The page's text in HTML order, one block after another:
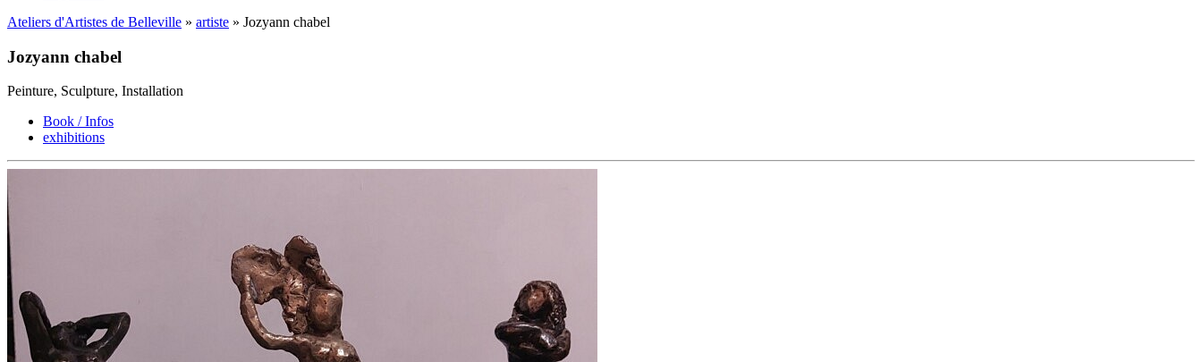
Ateliers d'Artistes de Belleville » artiste » Jozyann chabel
Jozyann chabel
Peinture, Sculpture, Installation
Book / Infos
exhibitions